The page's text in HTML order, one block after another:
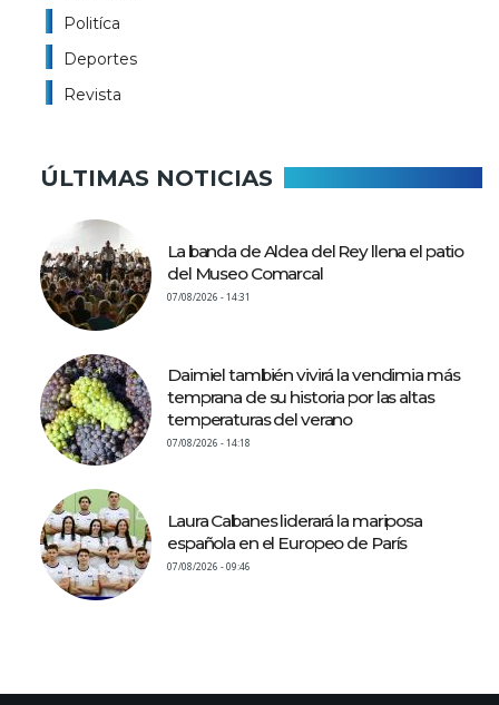
Politíca
Deportes
Revista
ÚLTIMAS NOTICIAS
La banda de Aldea del Rey llena el patio
del Museo Comarcal
07/08/2026 - 14:31
Daimiel también vivirá la vendimia más
temprana de su historia por las altas
temperaturas del verano
07/08/2026 - 14:18
Laura Cabanes liderará la mariposa
española en el Europeo de París
07/08/2026 - 09:46